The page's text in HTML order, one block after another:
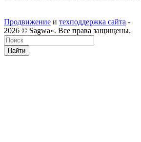
Продвижение и техподдержка сайта -
2026 © Sagwa». Все права защищены.
Найти